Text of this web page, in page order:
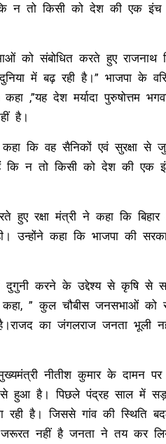
न तो किसी को देश की एक
को संबोधित करते हुए
में बढ़ रही है।” भाजपा के
,”यह देश मर्यादा पुरुषोत्तम
है।
कि वह सैनिकों एवं सुरक्षा से
कि न तो किसी को देश की
हुए रक्षा मंत्री ने कहा कि
उन्होंने कहा कि भाजपा की
करने के उद्देश्य से कृषि से
” कुल चौबीस जनसभाओं को
का जंगलराज जनता भूली
नीतीश कुमार के दामन पर
से हुआ है। पिछले पंद्रह साल में
रही है। जिससे गांव की स्थिति
नहीं है जनता ने तय कर